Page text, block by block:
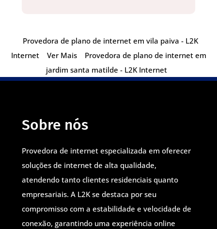
Provedora de plano de internet em vila paiva - L2K
Internet
Ver Mais
Provedora de plano de internet em
jardim santa matilde - L2K Internet
Sobre nós
Provedora de internet especializada em oferecer
soluções de internet de alta qualidade,
atendendo tanto clientes residenciais quanto
empresariais. A L2K se destaca por seu
compromisso com a estabilidade e velocidade de
conexão, garantindo uma experiência online